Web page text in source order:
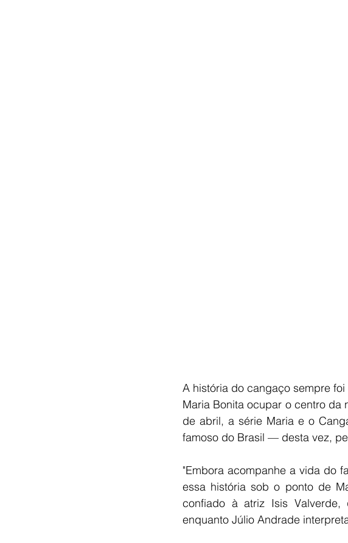
A história do cangaço sempre
Maria Bonita ocupar o centro da
de abril, a série Maria e o
famoso do Brasil — desta vez,
"Embora acompanhe a vida do
essa história sob o ponto de
confiado à atriz Isis
enquanto Júlio Andrade